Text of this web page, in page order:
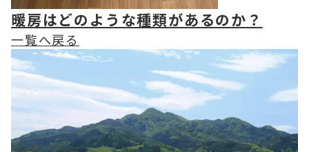
暖房はどのような種類があるのか？
一覧へ戻る